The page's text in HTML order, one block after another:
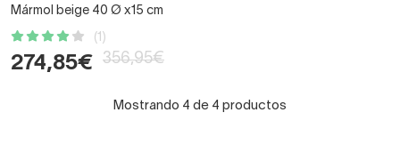
Mármol beige 40 Ø x15 cm
(1)
274,85€ 356,95€
Mostrando 4 de 4 productos